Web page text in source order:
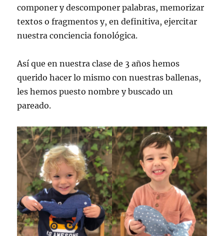
componer y descomponer palabras, memorizar
textos o fragmentos y, en definitiva, ejercitar
nuestra conciencia fonológica.
Así que en nuestra clase de 3 años hemos
querido hacer lo mismo con nuestras ballenas,
les hemos puesto nombre y buscado un
pareado.